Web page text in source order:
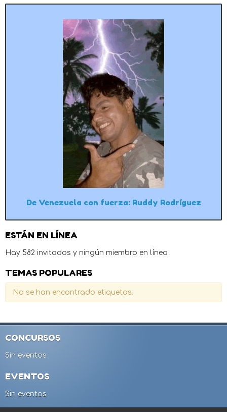
De Venezuela con fuerza: Ruddy Rodríguez
ESTÁN EN LÍNEA
Hay 582 invitados y ningún miembro en línea
TEMAS POPULARES
No se han encontrado etiquetas.
CONCURSOS
Sin eventos
EVENTOS
Sin eventos